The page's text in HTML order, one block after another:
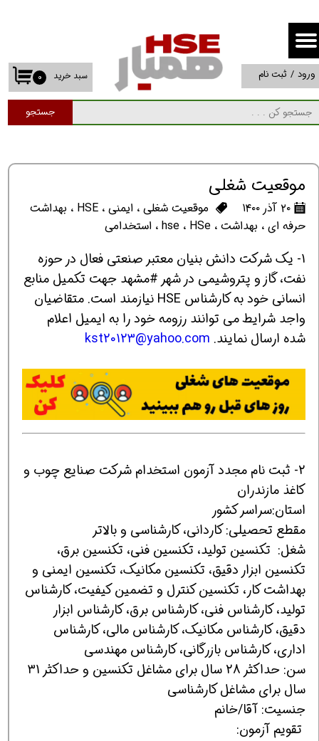
جستجو
۰ سبد خرید ورود / ثبت نام
حساب کاربری من
تغییر گذر واژه
سفارشات
موقعیت شغلی
۲۰ آذر ۱۴۰۰ موقعیت شغلی، ایمنی، HSE ، بهداشت
حرفه ای، بهداشت، hse ، HSe ، استخدامی
1- یک شرکت دانش بنیان معتبر صنعتی فعال در حوزه
نفت، گاز و پتروشیمی در شهر #مشهد جهت تکمیل منابع
انسانی خود به کارشناس HSE نیازمند است. متقاضیان
واجد شرایط می توانند رزومه خود را به ایمیل اعلام
شده ارسال نمایند. kst20123@yahoo.com
2- ثبت نام مجدد آزمون استخدام شرکت صنایع چوب و
کاغذ مازندران
استان:سراسر کشور
مقطع تحصیلی: کاردانی، کارشناسی و بالاتر
شغل: تکنسین تولید، تکنسین فنی، تکنسین برق،
تکنسین ابزار دقیق، تکنسین مکانیک، تکنسین ایمنی و
بهداشت کار، تکنسین کنترل و تضمین کیفیت، کارشناس
تولید، کارشناس فنی، کارشناس برق، کارشناس ابزار
دقیق، کارشناس مکانیک، کارشناس مالی، کارشناس
اداری، کارشناس بازرگانی، کارشناس مهندسی
سن: حداکثر 28 سال برای مشاغل تکنسین و حداکثر 31
سال برای مشاغل کارشناسی
جنسیت: آقا/خانم
تقویم آزمون: